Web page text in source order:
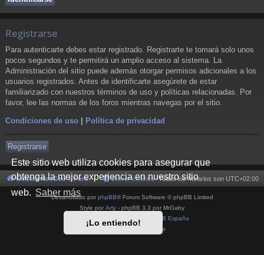
Este sitio web utiliza cookies para asegurar que
obtenga la mejor experiencia en nuestro sitio
web. Saber más
¡Lo entiendo!
Registrarse
Para autenticarte debes estar registrado. Registrarte te tomará solo unos
pocos segundos y te permitirá un amplio acceso al sistema. La
Administración del sitio puede además otorgar permisos adicionales a los
usuarios registrados. Antes de identificarte asegúrete de estar
familiarizado con nuestros términos de uso y políticas relacionadas. Por
favor, lee las normas de los foros mientras navegas por el sitio.
Condiciones de uso Política de privacidad
Registrarse
Cultura NeoGeo Foro Todos los horarios son UTC+02:00
Borrar cookies
Desarrollado por phpBB® Forum Software © phpBB Limited
Style por Arty - phpBB 3.3 por MrGaby
phpBB España
Condiciones